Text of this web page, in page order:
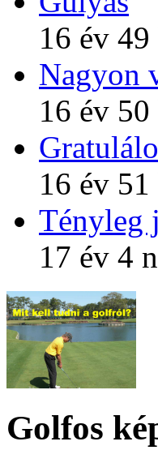
16 év 49
Nagyon
16 év 50
16 év 51
Tényleg
17 év 4
Golfos